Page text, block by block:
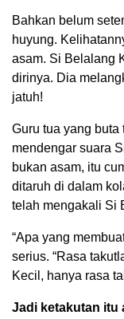
Bahkan belum
huyung.
asam. Si Belalang
dirinya. Dia
jatuh!
Guru tua yang
mendengar suara
bukan asam, itu
ditaruh di dalam
telah mengakali Si
“Apa yang
serius. “Rasa
Kecil, hanya rasa
Jadi ketakutan itu